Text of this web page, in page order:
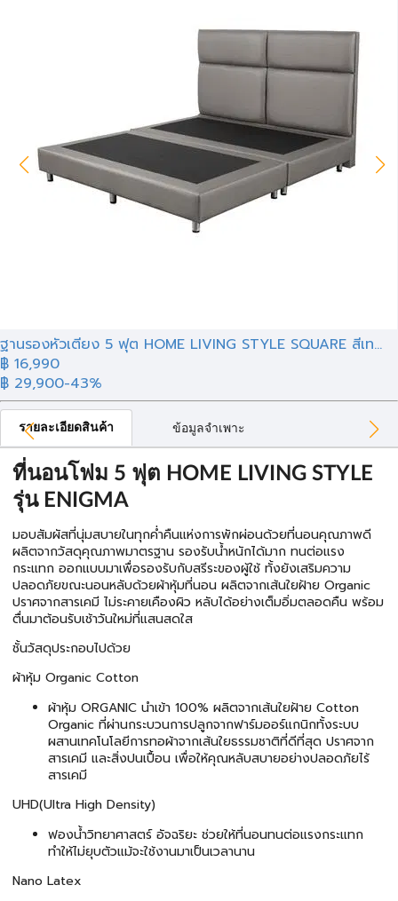
ฐานรองหัวเตียง 5 ฟุต HOME LIVING STYLE SQUARE สีเท...
฿ 16,990
฿ 29,900-43%
รายละเอียดสินค้า ข้อมูลจำเพาะ
ที่นอนโฟม 5 ฟุต HOME LIVING STYLE
รุ่น ENIGMA
มอบสัมผัสที่นุ่มสบายในทุกค่ำคืนแห่งการพักผ่อนด้วยที่นอนคุณภาพดี
ผลิตจากวัสดุคุณภาพมาตรฐาน รองรับน้ำหนักได้มาก ทนต่อแรง
กระแทก ออกแบบมาเพื่อรองรับกับสรีระของผู้ใช้ ทั้งยังเสริมความ
ปลอดภัยขณะนอนหลับด้วยผ้าหุ้มที่นอน ผลิตจากเส้นใยฝ้าย Organic
ปราศจากสารเคมี ไม่ระคายเคืองผิว หลับได้อย่างเต็มอิ่มตลอดคืน พร้อม
ตื่นมาต้อนรับเช้าวันใหม่ที่แสนสดใส
ชั้นวัสดุประกอบไปด้วย
ผ้าหุ้ม Organic Cotton
ผ้าหุ้ม ORGANIC นำเข้า 100% ผลิตจากเส้นใยฝ้าย Cotton
Organic ที่ผ่านกระบวนการปลูกจากฟาร์มออร์แกนิกทั้งระบบ
ผสานเทคโนโลยีการทอผ้าจากเส้นใยธรรมชาติที่ดีที่สุด ปราศจาก
สารเคมี และสิ่งปนเปื้อน เพื่อให้คุณหลับสบายอย่างปลอดภัยไร้
สารเคมี
UHD(Ultra High Density)
ฟองน้ำวิทยาศาสตร์ อัจฉริยะ ช่วยให้ที่นอนทนต่อแรงกระแทก
ทำให้ไม่ยุบตัวแม้จะใช้งานมาเป็นเวลานาน
Nano Latex